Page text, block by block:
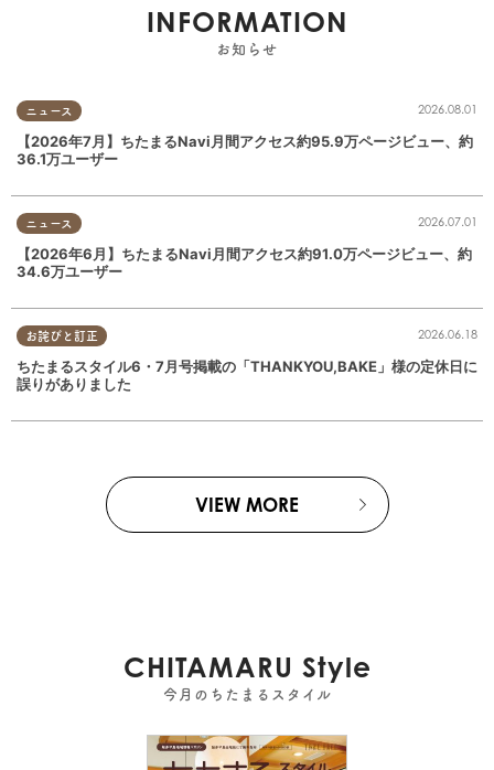
INFORMATION
お知らせ
ニュース 2026.08.01
【2026年7月】ちたまるNavi月間アクセス約95.9万ページビュー、約
36.1万ユーザー
ニュース 2026.07.01
【2026年6月】ちたまるNavi月間アクセス約91.0万ページビュー、約
34.6万ユーザー
お詫びと訂正 2026.06.18
ちたまるスタイル6・7月号掲載の「THANKYOU,BAKE」様の定休日に
誤りがありました
VIEW MORE
CHITAMARU Style
今月のちたまるスタイル